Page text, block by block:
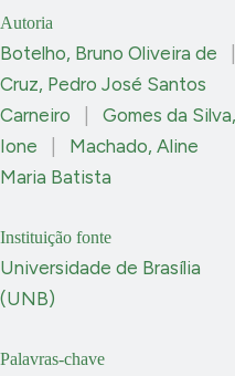
Autoria
Botelho, Bruno Oliveira de
Cruz, Pedro José Santos
Carneiro
Gomes da Silva,
Ione
Machado, Aline
Maria Batista
Instituição fonte
Universidade de Brasília
(UNB)
Palavras-chave